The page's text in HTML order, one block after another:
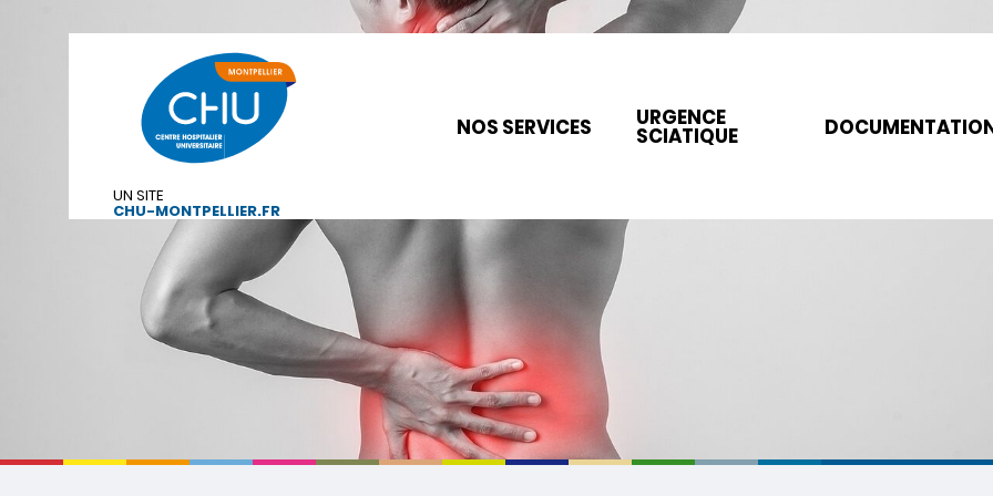
UN SITE
CHU-MONTPELLIER.FR
NOS SERVICES URGENCE
SCIATIQUE